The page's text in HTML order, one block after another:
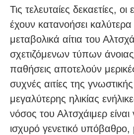
Τις τελευταίες δεκαετίες, οι
έχουν κατανοήσει καλύτερα
μεταβολικά αίτια του
σχετιζόμενων τύπων
παθήσεις αποτελούν
συχνές αιτίες της
μεγαλύτερης ηλικίας
νόσος του Αλτσχάιμερ είναι
ισχυρό γενετικό υπόβαθρο,